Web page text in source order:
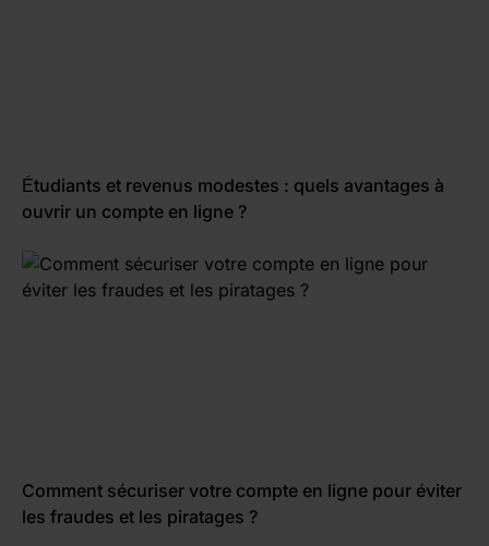
Étudiants et revenus modestes : quels avantages à
ouvrir un compte en ligne ?
Comment sécuriser votre compte en ligne pour éviter
les fraudes et les piratages ?